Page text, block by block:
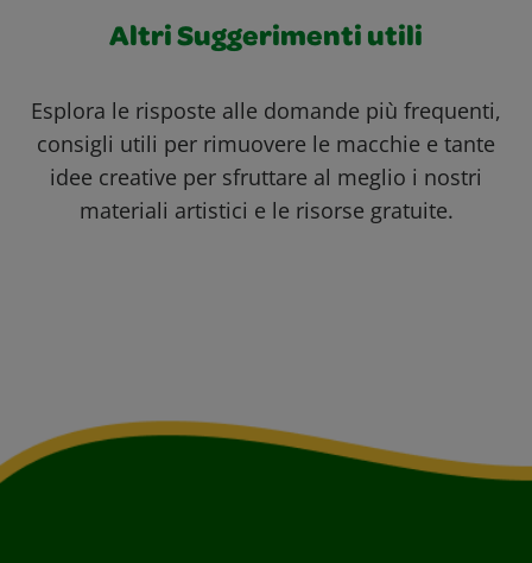
Altri Suggerimenti utili
Esplora le risposte alle domande più frequenti,
consigli utili per rimuovere le macchie e tante
idee creative per sfruttare al meglio i nostri
materiali artistici e le risorse gratuite.